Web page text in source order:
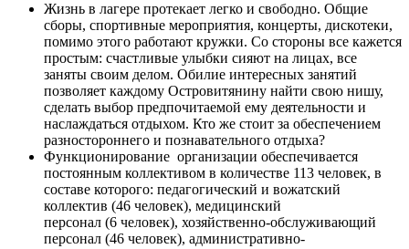
Жизнь в лагере протекает легко и свободно. Общие
сборы, спортивные мероприятия, концерты, дискотеки,
помимо этого работают кружки. Со стороны все кажется
простым: счастливые улыбки сияют на лицах, все
заняты своим делом. Обилие интересных занятий
позволяет каждому Островитянину найти свою нишу,
сделать выбор предпочитаемой ему деятельности и
наслаждаться отдыхом. Кто же стоит за обеспечением
разностороннего и познавательного отдыха?
Функционирование организации обеспечивается
постоянным коллективом в количестве 113 человек, в
составе которого: педагогический и вожатский
коллектив (46 человек), медицинский
персонал (6 человек), хозяйственно-обслуживающий
персонал (46 человек), административно-